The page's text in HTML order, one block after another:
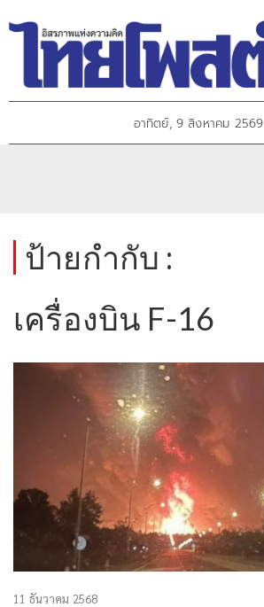
อาทิตย์, 9 สิงหาคม 2569
ป้ายกำกับ :
เครื่องบิน F-16
11 ธันวาคม 2568